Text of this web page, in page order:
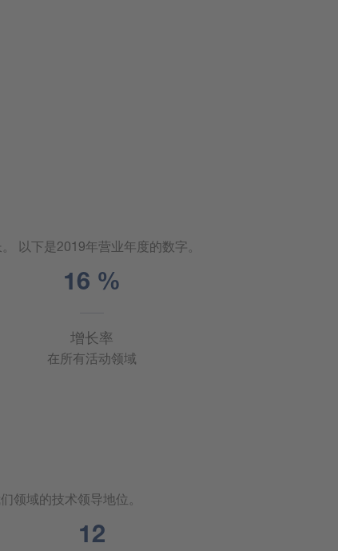
以下是2019年营业年度的数字。
17 %
增长率
在所有活动领域
领域的技术领导地位。
13